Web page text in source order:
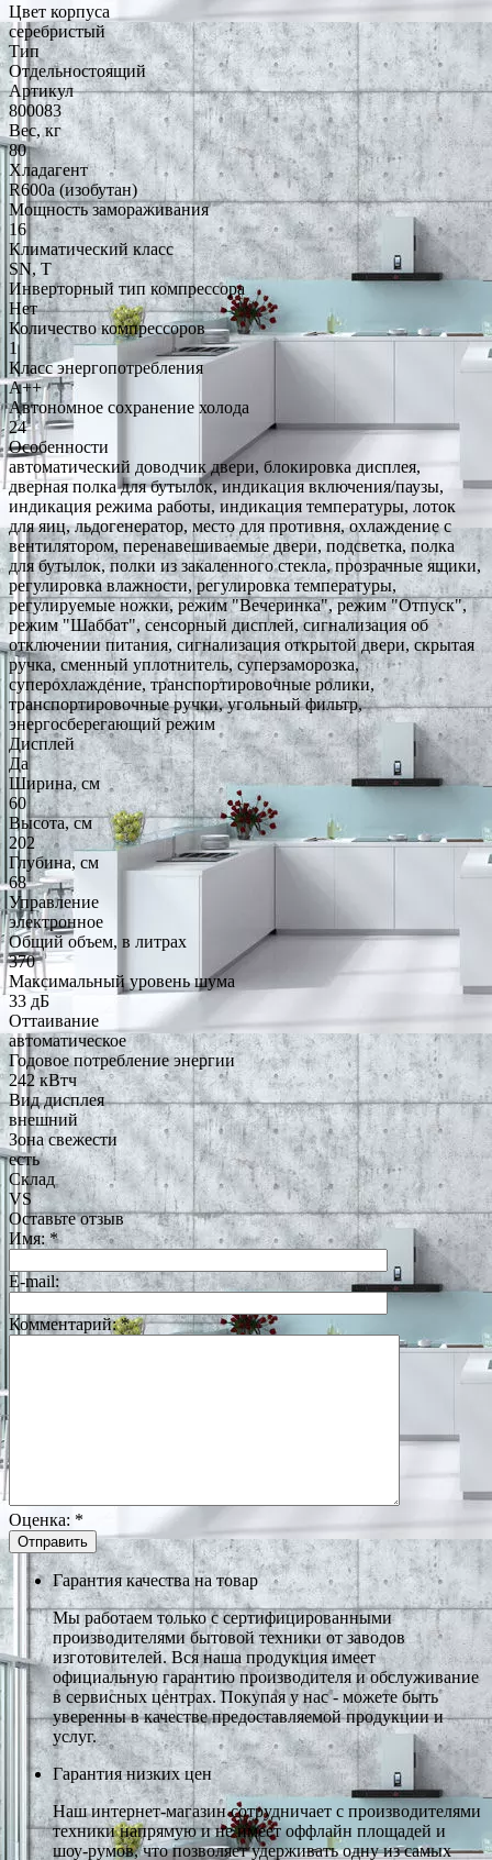
Цвет корпуса
серебристый
Тип
Отдельностоящий
Артикул
800083
Вес, кг
80
Хладагент
R600a (изобутан)
Мощность замораживания
16
Климатический класс
SN, T
Инверторный тип компрессора
Нет
Количество компрессоров
1
Класс энергопотребления
A++
Автономное сохранение холода
24
Особенности
автоматический доводчик двери, блокировка дисплея,
дверная полка для бутылок, индикация включения/паузы,
индикация режима работы, индикация температуры, лоток
для яиц, льдогенератор, место для противня, охлаждение с
вентилятором, перенавешиваемые двери, подсветка, полка
для бутылок, полки из закаленного стекла, прозрачные ящики,
регулировка влажности, регулировка температуры,
регулируемые ножки, режим "Вечеринка", режим "Отпуск",
режим "Шаббат", сенсорный дисплей, сигнализация об
отключении питания, сигнализация открытой двери, скрытая
ручка, сменный уплотнитель, суперзаморозка,
суперохлаждение, транспортировочные ролики,
транспортировочные ручки, угольный фильтр,
энергосберегающий режим
Дисплей
Да
Ширина, см
60
Высота, см
202
Глубина, см
68
Управление
электронное
Общий объем, в литрах
370
Максимальный уровень шума
33 дБ
Оттаивание
автоматическое
Годовое потребление энергии
242 кВтч
Вид дисплея
внешний
Зона свежести
есть
Склад
VS
Оставьте отзыв
Имя:*
E-mail:
Комментарий:*
Оценка: *
Гарантия качества на товар
Мы работаем только с сертифицированными
производителями бытовой техники от заводов
изготовителей. Вся наша продукция имеет
официальную гарантию производителя и обслуживание
в сервисных центрах. Покупая у нас - можете быть
уверенны в качестве предоставляемой продукции и
услуг.
Гарантия низких цен
Наш интернет-магазин сотрудничает с производителями
техники напрямую и не имеет оффлайн площадей и
шоу-румов, что позволяет удерживать одну из самых